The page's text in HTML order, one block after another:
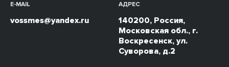
E-MAIL
vossmes@yandex.ru
АДРЕС
140200, Россия,
Московская обл., г.
Воскресенск, ул.
Суворова, д.2